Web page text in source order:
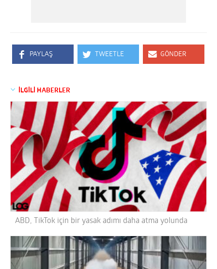
PAYLAŞ TWEETLE GÖNDER
İLGİLİ HABERLER
ABD, TikTok için bir yasak adımı daha atma yolunda